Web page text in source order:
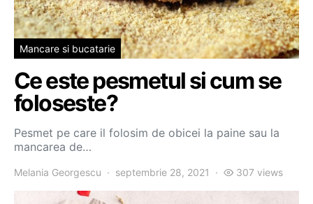
Mancare si bucatarie
Ce este pesmetul si cum se
foloseste?
Pesmet pe care il folosim de obicei la paine sau la
mancarea de…
Melania Georgescu septembrie 28, 2021 307 views